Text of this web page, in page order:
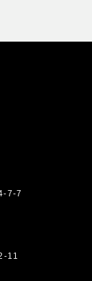
4-7-7
2-11